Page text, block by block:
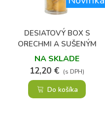
DESIATOVÝ BOX S
ORECHMI A SUŠENÝM
OVOCÍM
NA SKLADE
12,20 € (s DPH)
Do košíka